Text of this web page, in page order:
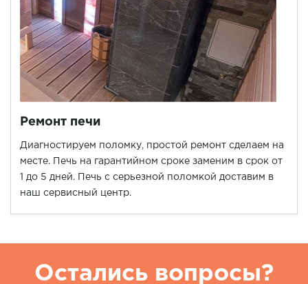
Ремонт печи
Диагностируем поломку, простой ремонт сделаем на
месте. Печь на гарантийном сроке заменим в срок от
1 до 5 дней. Печь с серьезной поломкой доставим в
наш сервисный центр.
Остались вопросы?